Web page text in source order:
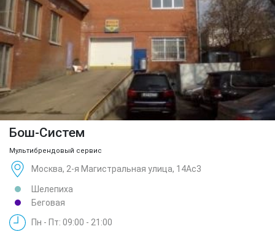
Бош-Систем
Мультибрендовый сервис
Москва, 2-я Магистральная улица, 14Ас3
Шелепиха
Беговая
Пн - Пт: 09:00 - 21:00